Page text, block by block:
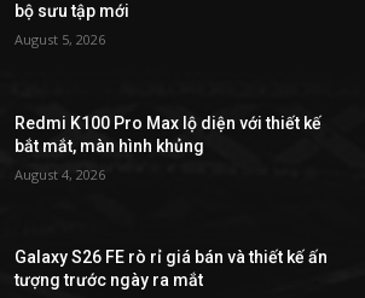
bộ sưu tập mới
August 5, 2026
Redmi K100 Pro Max lộ diện với thiết kế
bắt mắt, màn hình khủng
August 4, 2026
Galaxy S26 FE rò rỉ giá bán và thiết kế ấn
tượng trước ngày ra mắt